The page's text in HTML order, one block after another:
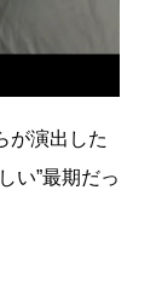
が演出した
い”最期だっ